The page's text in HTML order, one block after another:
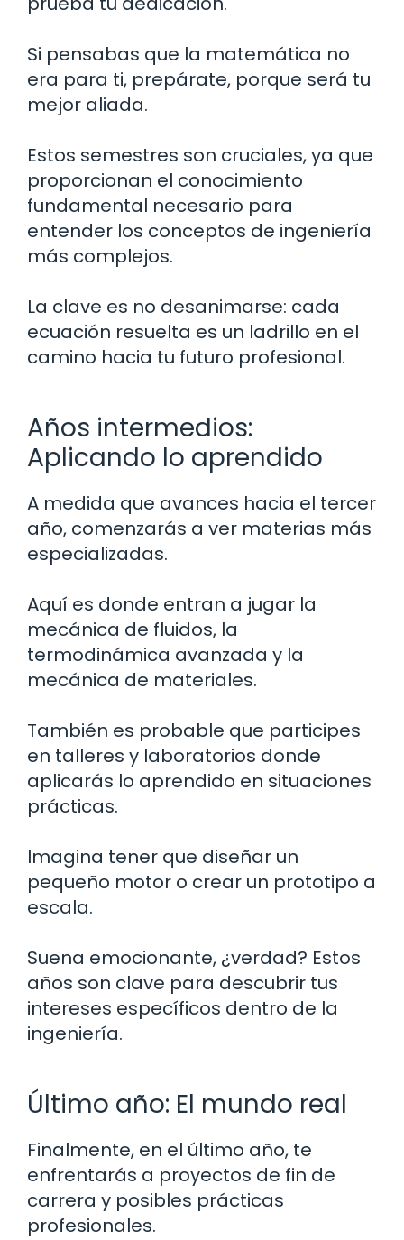
Si pensabas que la matemática no
era para ti, prepárate, porque será tu
mejor aliada.
Estos semestres son cruciales, ya que
proporcionan el conocimiento
fundamental necesario para
entender los conceptos de ingeniería
más complejos.
La clave es no desanimarse: cada
ecuación resuelta es un ladrillo en el
camino hacia tu futuro profesional.
Años intermedios:
Aplicando lo aprendido
A medida que avances hacia el tercer
año, comenzarás a ver materias más
especializadas.
Aquí es donde entran a jugar la
mecánica de fluidos, la
termodinámica avanzada y la
mecánica de materiales.
También es probable que participes
en talleres y laboratorios donde
aplicarás lo aprendido en situaciones
prácticas.
Imagina tener que diseñar un
pequeño motor o crear un prototipo a
escala.
Suena emocionante, ¿verdad? Estos
años son clave para descubrir tus
intereses específicos dentro de la
ingeniería.
Último año: El mundo real
Finalmente, en el último año, te
enfrentarás a proyectos de fin de
carrera y posibles prácticas
profesionales.